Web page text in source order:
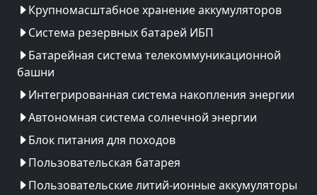
Крупномасштабное хранение аккумуляторов
Система резервных батарей ИБП
Батарейная система телекоммуникационной
башни
Интегрированная система накопления энергии
Автономная система солнечной энергии
Блок питания для походов
Пользовательская батарея
Пользовательские литий-ионные аккумуляторы